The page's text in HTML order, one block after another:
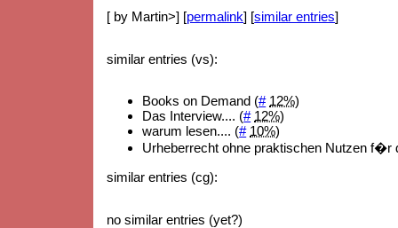
[ by Martin>] [permalink] [similar entries]
similar entries (vs):
Books on Demand (# 12%)
Das Interview.... (# 12%)
warum lesen.... (# 10%)
Urheberrecht ohne praktischen Nutzen f�r
similar entries (cg):
no similar entries (yet?)